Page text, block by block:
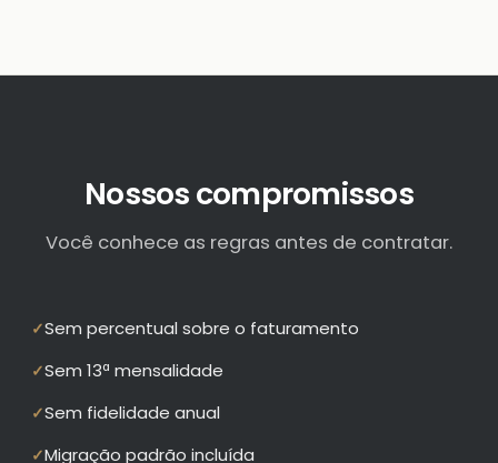
Nossos compromissos
Você conhece as regras antes de contratar.
✓Sem percentual sobre o faturamento
✓Sem 13ª mensalidade
✓Sem fidelidade anual
✓Migração padrão incluída